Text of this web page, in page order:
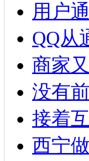
用户
QQ从
商家
没有
接着
西宁